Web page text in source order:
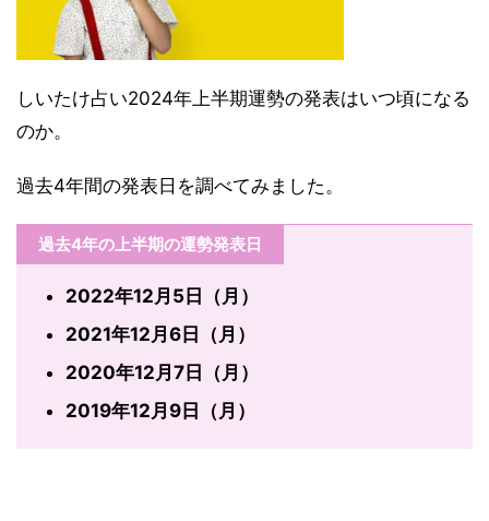
しいたけ占い2024年上半期運勢の発表はいつ頃になる
のか。
過去4年間の発表日を調べてみました。
過去4年の上半期の運勢発表日
2022年12月5日（月）
2021年12月6日（月）
2020年12月7日（月）
2019年12月9日（月）